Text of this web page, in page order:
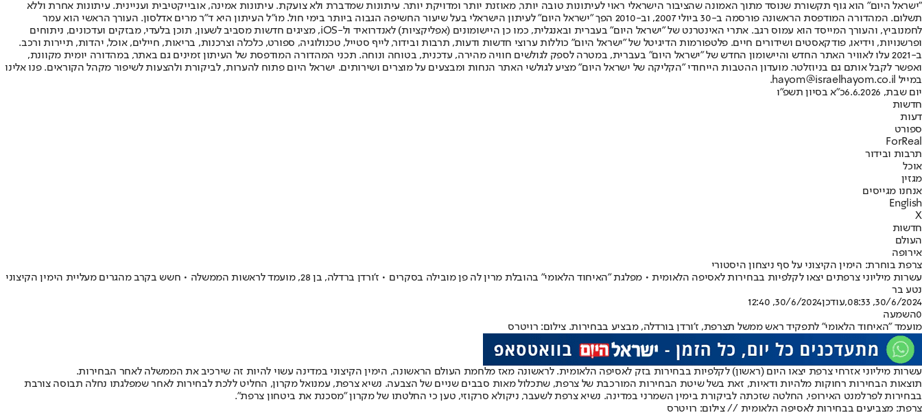
"ישראל היום" הוא גוף תקשורת שנוסד מתוך האמונה שהציבור הישראלי ראוי לעיתונות טובה יותר, מאוזנת יותר ומדויקת יותר. עיתונות שמדברת ולא צועקת. עיתונות אמינה, אובייקטיבית ועניינית. עיתונות אחרת וללא
תשלום. המהדורה המודפסת הראשונה פורסמה ב-30 ביולי 2007, וב-2010 הפך "ישראל היום" לעיתון הישראלי בעל שיעור החשיפה הגבוה ביותר בימי חול. מו"ל העיתון היא ד"ר מרים אדלסון. העורך הראשי הוא עמר
לחמנוביץ, והעורך המייסד הוא עמוס רגב. אתרי האינטרנט של "ישראל היום" בעברית ובאנגלית, כמו כן היישומונים (אפליקציות) לאנדרואיד ול-iOS, מציגים חדשות מסביב לשעון, תוכן בלעדי, מבזקים ועדכונים, ניתוחים
ופרשנויות, וידיאו, פודקאסטים ושידורים חיים. פלטפורמות הדיגיטל של "ישראל היום" כוללות ערוצי חדשות ודעות, תרבות ובידור, לייף סטייל, טכנולוגיה, ספורט, כלכלה וצרכנות, בריאות, חיילים, אוכל, יהדות, תיירות ורכב.
ב-2021 עלו לאוויר האתר החדש והיישומון החדש של "ישראל היום" בעברית, במטרה לספק לגולשים חוויה מהירה, עדכנית, בטוחה ונוחה. תכני המהדורה המודפסת של העיתון זמינים גם באתר, במהדורה יומית מקוונת,
ואפשר לקבל אותם גם בניוזלטר. מועדון ההטבות הייחודי "הקליקה של ישראל היום" מציע לגולשי האתר הנחות ומבצעים על מוצרים ושירותים. ישראל היום פתוח להערות, לביקורת ולהצעות לשיפור מקהל הקוראים. פנו אלינו
במייל hayom@israelhayom.co.il.
יום שבת, 6.6.2026
כ"א בסיון תשפ"ו
חדשות
דעות
ספורט
ForReal
תרבות ובידור
אוכל
מגזין
אנחנו מגייסים
English
X
חדשות
העולם
אירופה
צרפת בוחרת: הימין הקיצוני על סף ניצחון היסטורי
עשרות מיליוני צרפתים יצאו לקלפיות בבחירות לאסיפה הלאומית • מפלגת "האיחוד הלאומי" בהובלת מרין לה פן מובילה בסקרים • ז'ורדן ברדלה, בן 28, מועמד לראשות הממשלה • חשש בקרב מהגרים מעליית הימין הקיצוני
נטע בר
30/6/2024, 08:33
,עודכן30/6/2024, 12:40
0השמעה
מועמד "האיחוד הלאומי" לתפקיד ראש ממשל תצרפת, ז'ורדן בורדלה, מבציע בבחירות. צילום: רויטרס
עשרות מיליוני אזרחי צרפת יצאו היום (ראשון) לקלפיות בבחירות בזק לאסיפה הלאומית. לראשונה מאז מלחמת העולם הראשונה, הימין הקיצוני במדינה עשוי להיות זה שירכיב את הממשלה לאחר הבחירות.
תוצאות הבחירות רחוקות מלהיות ודאיות, זאת בשל שיטת הבחירות המורכבת של צרפת, שתכלול מאות סבבים שניים של הצבעה. נשיא צרפת, עמנואל מקרון, החליט ללכת לבחירות לאחר שמפלגתו נחלה תבוסה צורבת
בבחירות לפרלמנט האירופי, החלטה שזכתה לביקורת בימין השמרני במדינה. נשיא צרפת לשעבר, ניקולא סרקוזי, טען כי החלטתו של מקרון "מסכנת את ביטחון צרפת".
צרפת: מצביעים בבחירות לאסיפה הלאומית // צילום: רויטרס